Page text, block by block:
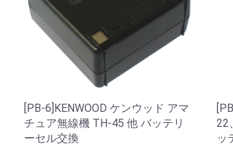
[PB-6]KENWOOD ケンウッド アマ
チュア無線機 TH-45 他 バッテリ
ーセル交換
22
ッ